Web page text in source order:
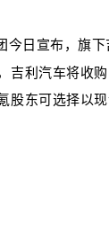
今日宣布，旗
吉利汽车将收
股东可选择以